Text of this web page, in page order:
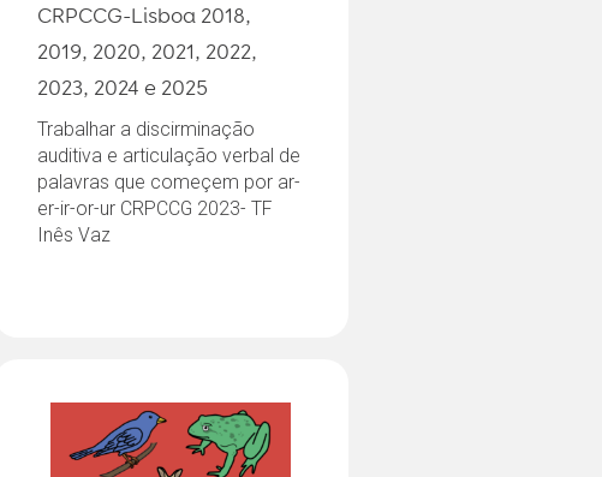
CRPCCG-Lisboa 2018,
2019, 2020, 2021, 2022,
2023, 2024 e 2025
Trabalhar a discirminação
auditiva e articulação verbal de
palavras que começem por ar-
er-ir-or-ur CRPCCG 2023- TF
Inês Vaz